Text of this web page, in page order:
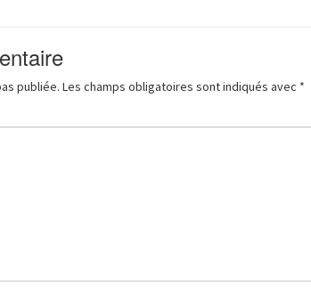
publiée. Les champs obligatoires sont indiqués avec *